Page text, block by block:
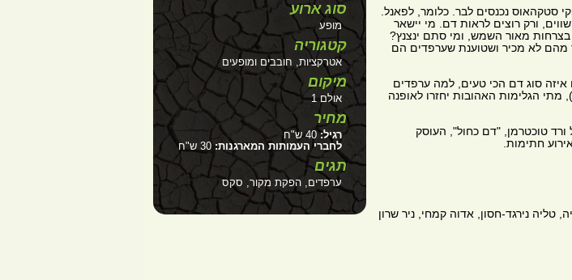
סטקהאוס נכנסים לבר. כלומר, לפאנל.
ורק רוצים לראות דם. מי יישאר
מאור השמש, ומי סתם ינצנץ?
מהם לא מכיר ושטוענת שערפדים הם
איזה סוג דם הכי טעים, למה ערפדים
הגלימות האהובות יחזרו לאופנה
טוכטרמן, "דם כחול", העוסק
חתימות.
טליה נירגד-חסון, אדוה קמחי, ניר שרון
סוג ארוע
מופע
קטגוריה
אטרקציות, חובבים ומופעים
מיקום
אולם 1
מחיר
רגיל:40 ש"ח
לחברי העמותות המארגנות:
תגים
ערפדים, הפקת מקור, סקס